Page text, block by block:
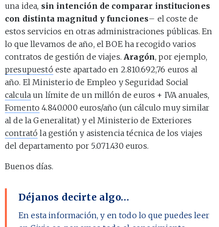
una idea, sin intención de comparar instituciones
con distinta magnitud y funciones– el coste de
estos servicios en otras administraciones públicas. En
lo que llevamos de año, el BOE ha recogido varios
contratos de gestión de viajes. Aragón, por ejemplo,
presupuestó este apartado en 2.810.692,76 euros al
año. El Ministerio de Empleo y Seguridad Social
calcula un límite de un millón de euros + IVA anuales,
Fomento 4.840.000 euros/año (un cálculo muy similar
al de la Generalitat) y el Ministerio de Exteriores
contrató la gestión y asistencia técnica de los viajes
del departamento por 5.071.430 euros.
Buenos días.
Déjanos decirte algo…
En esta información, y en todo lo que puedes leer